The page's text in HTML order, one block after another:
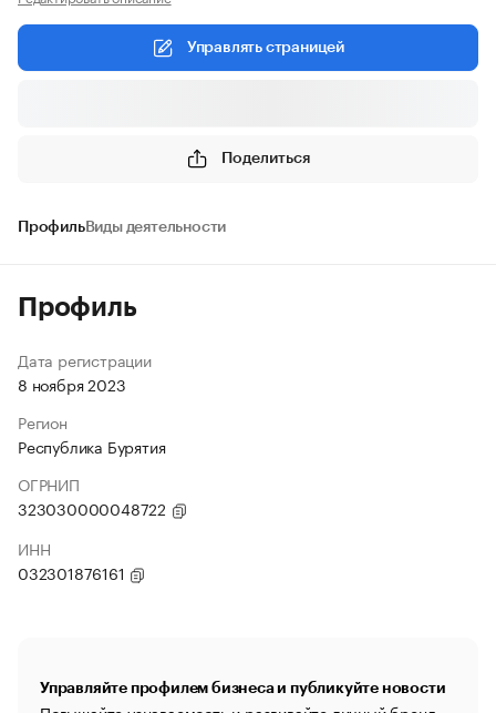
Управлять страницей
Поделиться
ПрофильВиды деятельности
Профиль
Дата регистрации
8 ноября 2023
Регион
Республика Бурятия
ОГРНИП
323030000048722
ИНН
032301876161
Управляйте профилем бизнеса и публикуйте новости